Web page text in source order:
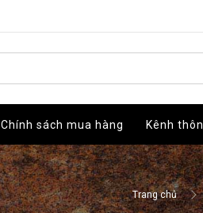
Chính sách mua hàng Kênh
Chính sách mua hàng Kênh
Trang chủ